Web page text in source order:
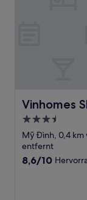
Vinhomes
Vinhomes
3.5-
Sterne-
Unterkunft
Mỹ Đình, 0,4 km
entfernt
8.6
8,6/10